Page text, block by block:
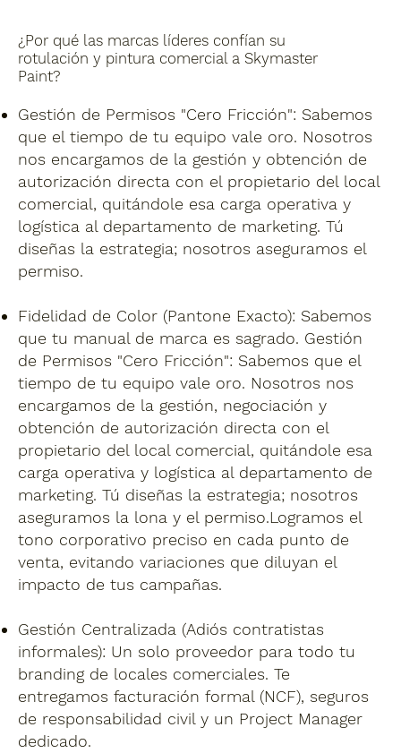
¿Por qué las marcas líderes confían su
rotulación y pintura comercial a Skymaster
Paint?
Gestión de Permisos "Cero Fricción": Sabemos
que el tiempo de tu equipo vale oro. Nosotros
nos encargamos de la gestión y obtención de
autorización directa con el propietario del local
comercial, quitándole esa carga operativa y
logística al departamento de marketing. Tú
diseñas la estrategia; nosotros aseguramos el
permiso.
Fidelidad de Color (Pantone Exacto): Sabemos
que tu manual de marca es sagrado. Gestión
de Permisos "Cero Fricción": Sabemos que el
tiempo de tu equipo vale oro. Nosotros nos
encargamos de la gestión, negociación y
obtención de autorización directa con el
propietario del local comercial, quitándole esa
carga operativa y logística al departamento de
marketing. Tú diseñas la estrategia; nosotros
aseguramos la lona y el permiso.Logramos el
tono corporativo preciso en cada punto de
venta, evitando variaciones que diluyan el
impacto de tus campañas.
Gestión Centralizada (Adiós contratistas
informales): Un solo proveedor para todo tu
branding de locales comerciales. Te
entregamos facturación formal (NCF), seguros
de responsabilidad civil y un Project Manager
dedicado.